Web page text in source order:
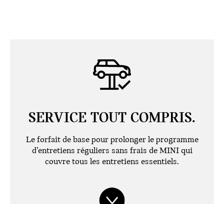
SERVICE TOUT COMPRIS.
Le forfait de base pour prolonger le programme
d’entretiens réguliers sans frais de MINI qui
couvre tous les entretiens essentiels.